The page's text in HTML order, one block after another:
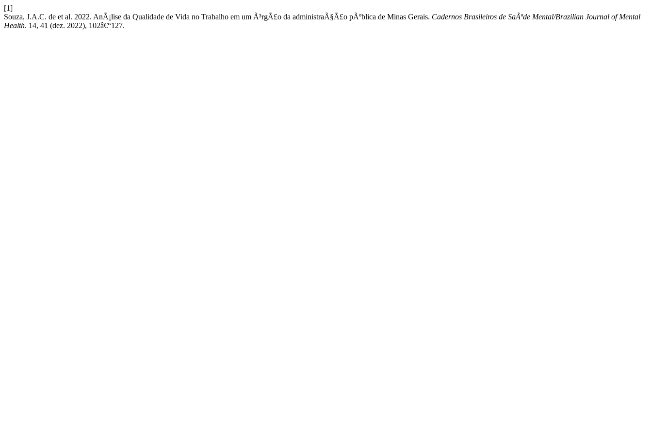
[1]
Souza, J.A.C. de et al. 2022. AnÃ¡lise da Qualidade de Vida no Trabalho em um Ã³rgÃ£o da administraÃ§Ã£o pÃºblica de Minas Gerais. Cadernos Brasileiros de SaÃºde Mental/Brazilian Journal of Mental
Health. 14, 41 (dez. 2022), 102â€“127.